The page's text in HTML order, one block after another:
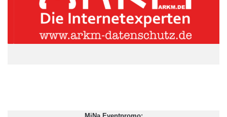
optimale Leistungserfüllung des Gremiums an der
entsprechenden Qualifikation und Zusammensetzung
festzumachen. Die aktuell immer noch häufig anzutreffende
Überzahl an Bankvertretern und Gesellschaftern in den